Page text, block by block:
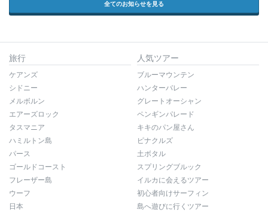
全てのお知らせを見る
旅行
ケアンズ
シドニー
メルボルン
エアーズロック
タスマニア
ハミルトン島
パース
ゴールドコースト
フレーザー島
ウーフ
日本
人気ツアー
ブルーマウンテン
ハンターバレー
グレートオーシャン
ペンギンパレード
キキのパン屋さん
ピナクルズ
土ボタル
スプリングブルック
イルカに会えるツアー
初心者向けサーフィン
島へ遊びに行くツアー